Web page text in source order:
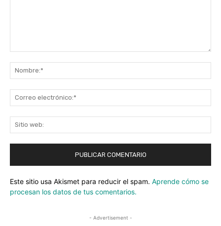
Este sitio usa Akismet para reducir el spam. Aprende cómo se
procesan los datos de tus comentarios.
- Advertisement -